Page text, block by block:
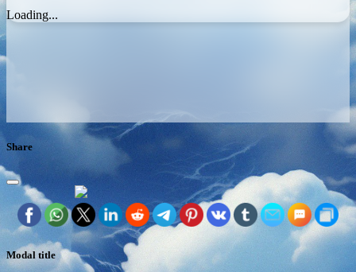
Loading...
Share
Modal title